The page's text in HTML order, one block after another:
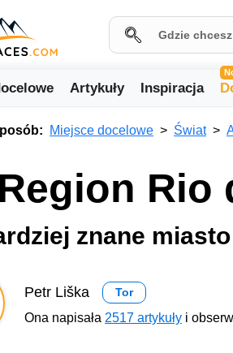
Artykuły Inspiracja
Miejsce docelowe Świat
Region Rio
znane
Petr Liška Tor
Ona napisała 2517 artykuły i